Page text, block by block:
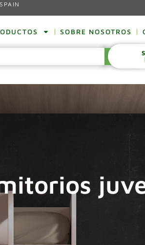
SOBRE NOSOTROS